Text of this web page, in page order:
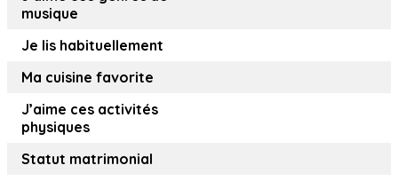
musique
Je lis habituellement
Ma cuisine favorite
J’aime ces activités
physiques
Statut matrimonial